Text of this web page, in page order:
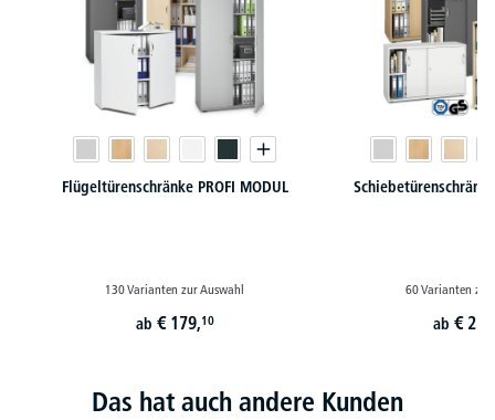
Flügeltürenschränke PROFI MODUL
130 Varianten zur Auswahl
ab € 179,10
60 Varianten zur
ab €
Das hat auch andere Kunden